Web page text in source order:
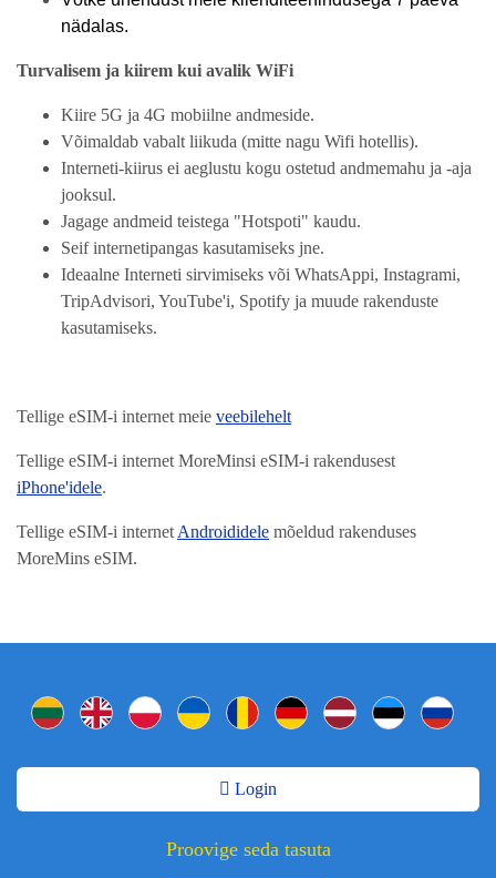
nädalas.
Turvalisem ja kiirem kui avalik WiFi
Kiire 5G ja 4G mobiilne andmeside.
Võimaldab vabalt liikuda (mitte nagu Wifi hotellis).
Interneti-kiirus ei aeglustu kogu ostetud andmemahu ja -aja
jooksul.
Jagage andmeid teistega "Hotspoti" kaudu.
Seif internetipangas kasutamiseks jne.
Ideaalne Interneti sirvimiseks või WhatsAppi, Instagrami,
TripAdvisori, YouTube'i, Spotify ja muude rakenduste
kasutamiseks.
Tellige eSIM-i internet meie veebilehelt
Tellige eSIM-i internet MoreMinsi eSIM-i rakendusest
iPhone'idele.
Tellige eSIM-i internet Androididele mõeldud rakenduses
MoreMins eSIM.
Login
Proovige seda tasuta